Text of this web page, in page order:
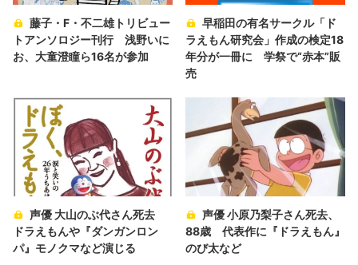
藤子・F・不二雄トリビュー
トアンソロジー刊行 浅野いに
お、大童澄瞳ら16名が参加
早稲田の有名サークル「ド
ラえもん研究会」作成の検定18
年分が一冊に 学祭で“赤本”販
売
声優 大山のぶ代さん死去
ドラえもんや『ダンガンロン
パ』モノクマなど演じる
声優 小原乃梨子さん死去、
88歳 代表作に『ドラえもん』
のび太など